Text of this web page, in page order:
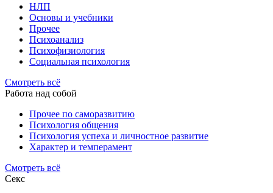
НЛП
Основы и учебники
Прочее
Психоанализ
Психофизиология
Социальная психология
Смотреть всё
Работа над собой
Прочее по саморазвитию
Психология общения
Психология успеха и личностное развитие
Характер и темперамент
Смотреть всё
Секс